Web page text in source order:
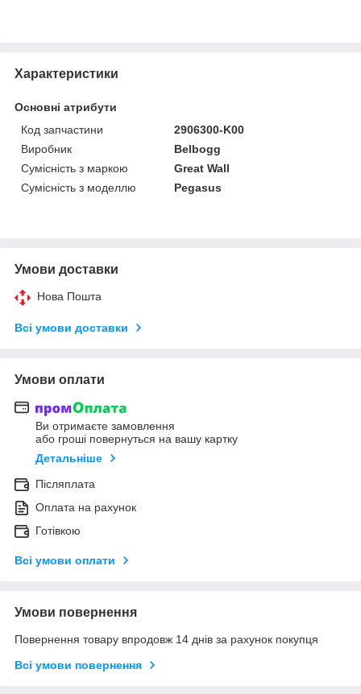
Характеристики
Основні атрибути
Код запчастини
2906300-K00
Виробник
Belbogg
Сумісність з маркою
Great Wall
Сумісність з моделлю
Pegasus
Умови доставки
Нова Пошта
Всі умови доставки
Умови оплати
Ви отримаєте замовлення
або гроші повернуться на вашу картку
Детальніше
Післяплата
Оплата на рахунок
Готівкою
Всі умови оплати
Умови повернення
Повернення товару впродовж 14 днів за рахунок покупця
Всі умови повернення